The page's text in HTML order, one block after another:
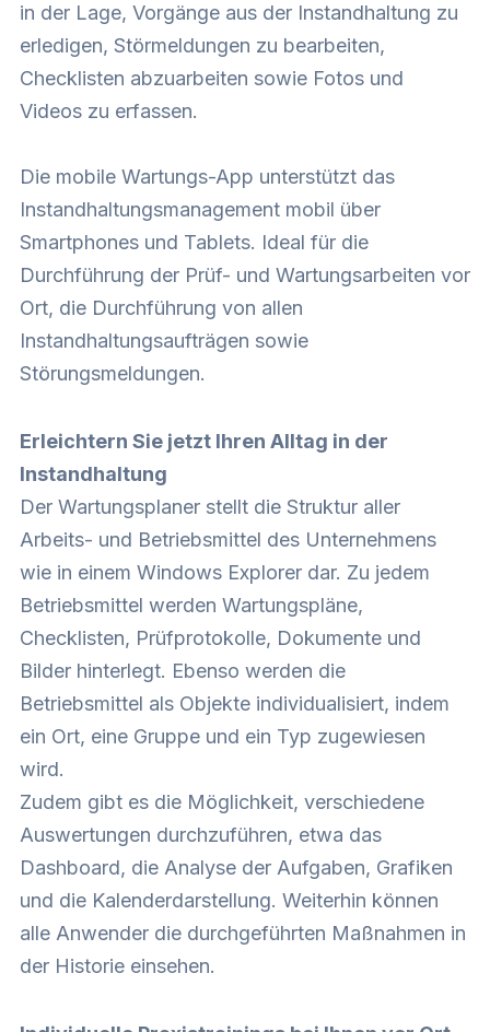
in der Lage, Vorgänge aus der Instandhaltung zu
erledigen, Störmeldungen zu bearbeiten,
Checklisten abzuarbeiten sowie Fotos und
Videos zu erfassen.
Die mobile Wartungs-App unterstützt das
Instandhaltungsmanagement mobil über
Smartphones und Tablets. Ideal für die
Durchführung der Prüf- und Wartungsarbeiten vor
Ort, die Durchführung von allen
Instandhaltungsaufträgen sowie
Störungsmeldungen.
Erleichtern Sie jetzt Ihren Alltag in der
Instandhaltung
Der Wartungsplaner stellt die Struktur aller
Arbeits- und Betriebsmittel des Unternehmens
wie in einem Windows Explorer dar. Zu jedem
Betriebsmittel werden Wartungspläne,
Checklisten, Prüfprotokolle, Dokumente und
Bilder hinterlegt. Ebenso werden die
Betriebsmittel als Objekte individualisiert, indem
ein Ort, eine Gruppe und ein Typ zugewiesen
wird.
Zudem gibt es die Möglichkeit, verschiedene
Auswertungen durchzuführen, etwa das
Dashboard, die Analyse der Aufgaben, Grafiken
und die Kalenderdarstellung. Weiterhin können
alle Anwender die durchgeführten Maßnahmen in
der Historie einsehen.